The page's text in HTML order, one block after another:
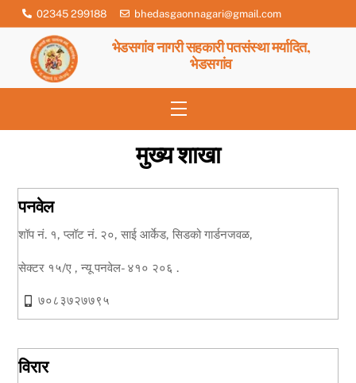
Skip
to
content
02345 299188 bhedasgaonnagari@gmail.com
भेडसगांव नागरी सहकारी पतसंस्था मर्यादित,
भेडसगांव
Menu
मुख्य शाखा
पनवेल
शॉप नं. १, प्लॉट नं. २०, साई आर्केड, सिडको गार्डनजवळ,
सेक्टर १५/ए , न्यू पनवेल- ४१० २०६ .
७०८३७२७७९५
विरार